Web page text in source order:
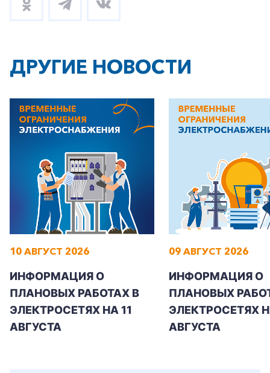
ДРУГИЕ НОВОСТИ
10 АВГУСТ 2026
ИНФОРМАЦИЯ О
ПЛАНОВЫХ РАБОТАХ В
ЭЛЕКТРОСЕТЯХ НА 11
АВГУСТА
09 АВГУСТ 2026
ИНФОРМАЦИЯ О
ПЛАНОВЫХ
ЭЛЕКТРОСЕТЯХ
АВГУСТА